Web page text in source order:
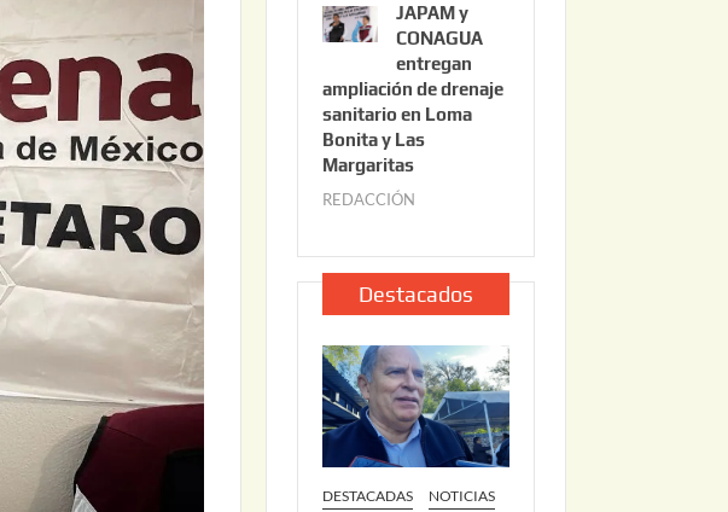
l
i
o
2
2
2
6
JAPAM y
CONAGUA
entregan
ampliación de drenaje
sanitario en Loma
Bonita y Las
Margaritas
REDACCIÓN
l
i
o
2
2
,
2
0
2
Destacados
DESTACADAS NOTICIAS